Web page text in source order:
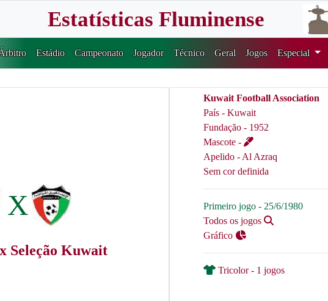
Estatísticas Fluminense
Estádio Campeonato Jogador Técnico Geral Jogos Especial
X
Seleção Kuwait
Kuwait Football Association
País - Kuwait
Fundação - 1952
Mascote -
Apelido - Al Azraq
Sem cor definida
Primeiro jogo - 25/6/1980
Todos os jogos
Gráfico
Tricolor - 1 jogos